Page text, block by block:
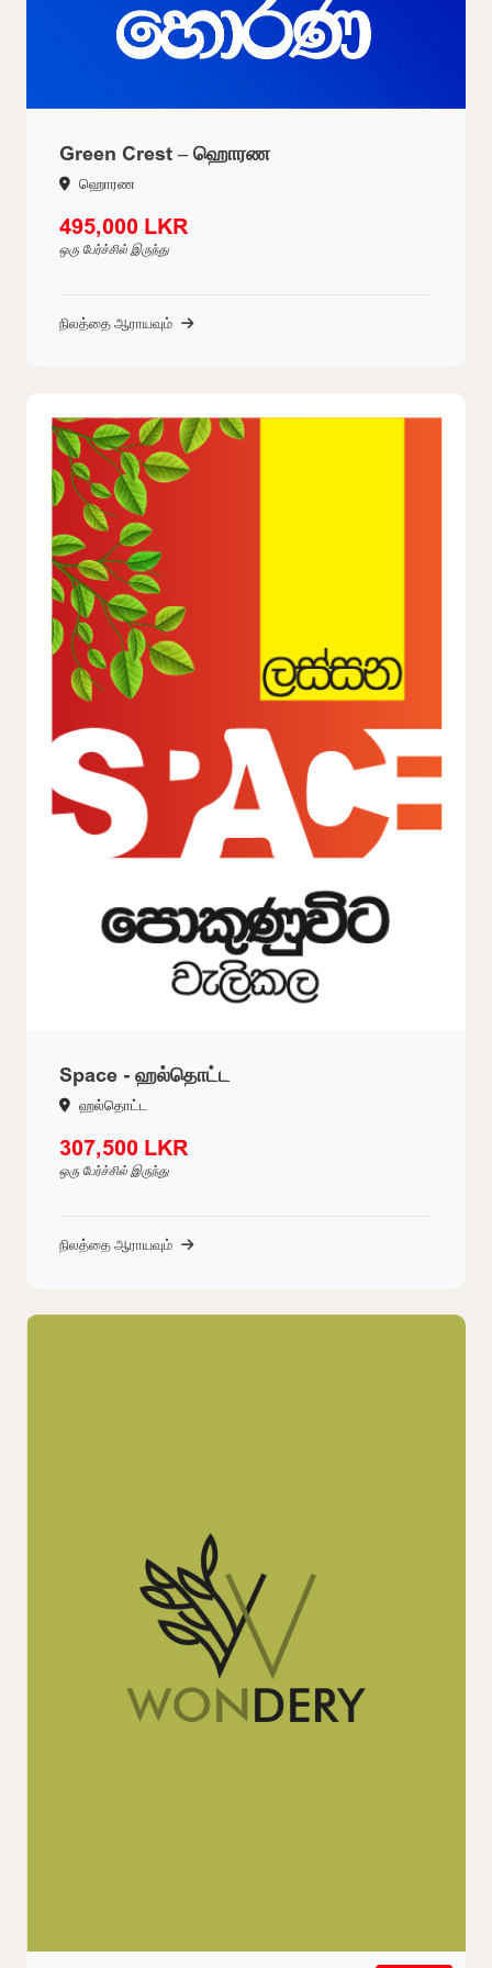
Green Crest – ஹொரண
ஹொரண
495,000 LKR
ஒரு பேர்ச்சில் இருந்து
நிலத்தை ஆராயவும்
Space - ஹல்தொட்ட
ஹல்தொட்ட
307,500 LKR
ஒரு பேர்ச்சில் இருந்து
நிலத்தை ஆராயவும்